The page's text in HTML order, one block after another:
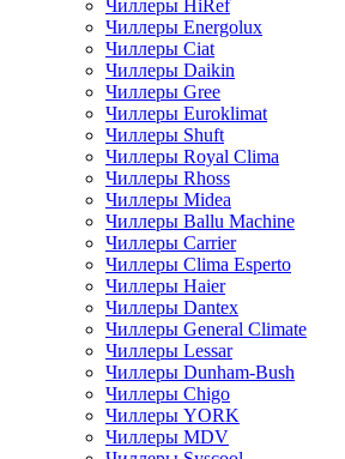
Чиллеры HiRef
Чиллеры Energolux
Чиллеры Ciat
Чиллеры Daikin
Чиллеры Gree
Чиллеры Euroklimat
Чиллеры Shuft
Чиллеры Royal Clima
Чиллеры Rhoss
Чиллеры Midea
Чиллеры Ballu Machine
Чиллеры Carrier
Чиллеры Clima Esperto
Чиллеры Haier
Чиллеры Dantex
Чиллеры General Climate
Чиллеры Lessar
Чиллеры Dunham-Bush
Чиллеры Chigo
Чиллеры YORK
Чиллеры MDV